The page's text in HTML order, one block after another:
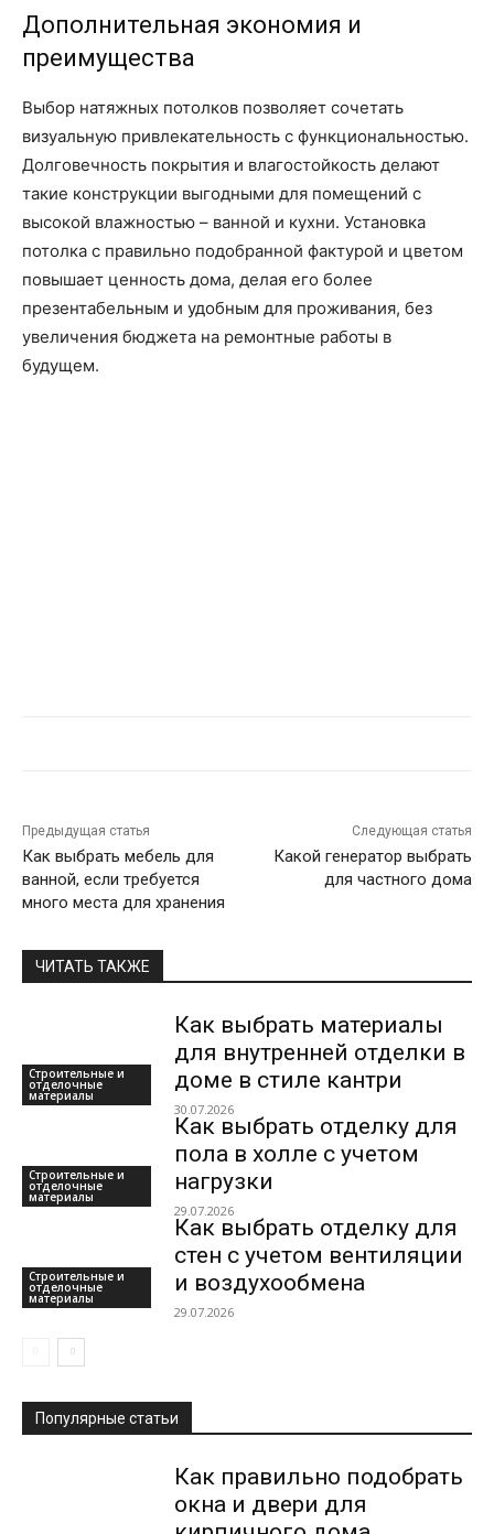
Дополнительная экономия и
преимущества
Выбор натяжных потолков позволяет сочетать
визуальную привлекательность с функциональностью.
Долговечность покрытия и влагостойкость делают
такие конструкции выгодными для помещений с
высокой влажностью – ванной и кухни. Установка
потолка с правильно подобранной фактурой и цветом
повышает ценность дома, делая его более
презентабельным и удобным для проживания, без
увеличения бюджета на ремонтные работы в
будущем.
Предыдущая статья
Как выбрать мебель для
ванной, если требуется
много места для хранения
Следующая статья
Какой генератор выбрать
для частного дома
ЧИТАТЬ ТАКЖЕ
Строительные и
отделочные
материалы
Как выбрать материалы
для внутренней отделки в
доме в стиле кантри
30.07.2026
Строительные и
отделочные
материалы
Как выбрать отделку для
пола в холле с учетом
нагрузки
29.07.2026
Строительные и
отделочные
материалы
Как выбрать отделку для
стен с учетом вентиляции
и воздухообмена
29.07.2026
Популярные статьи
Как правильно подобрать
окна и двери для